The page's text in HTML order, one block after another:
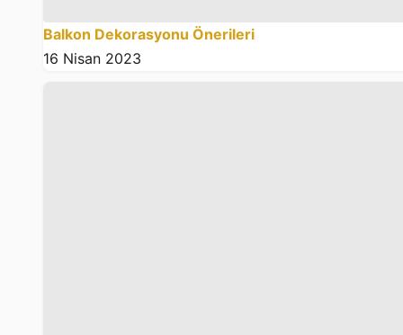
Balkon Dekorasyonu Önerileri
16 Nisan 2023